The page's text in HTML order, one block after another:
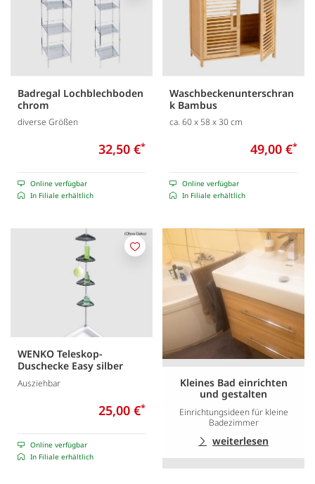
Badregal Lochblechboden
chrom
diverse Größen
32,50 €*
Online verfügbar
In Filiale erhältlich
Waschbeckenunterschran
k Bambus
ca. 60 x 58 x 30 cm
49,00 €*
Online verfügbar
In Filiale erhältlich
WENKO Teleskop-
Duschecke Easy silber
Ausziehbar
25,00 €*
Online verfügbar
In Filiale erhältlich
Merken
Kleines Bad einrichten
und gestalten
Einrichtungsideen für kleine
Badezimmer
weiterlesen